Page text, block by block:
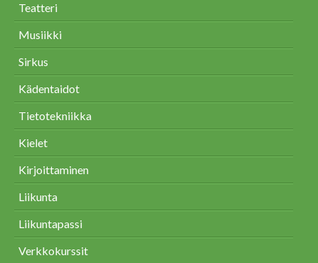
Teatteri
Musiikki
Sirkus
Kädentaidot
Tietotekniikka
Kielet
Kirjoittaminen
Liikunta
Liikuntapassi
Verkkokurssit